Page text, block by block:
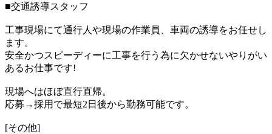
■交通誘導スタッフ
工事現場にて通行人や現場の作業員、車両の誘導をお任せし
ます。
安全かつスピーディーに工事を行う為に欠かせないやりがい
あるお仕事です!
現場へはほぼ直行直帰。
応募→採用で最短2日後から勤務可能です。
[その他]